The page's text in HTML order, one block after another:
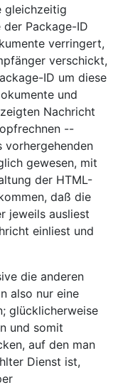
gleichzeitig
Package-ID
verringert,
verschickt,
ID um diese
und
Nachricht
--
vorhergehenden
gewesen, mit
der HTML-
daß die
jeweils ausliest
einliest und
die anderen
also nur eine
glücklicherweise
und somit
auf den man
Dienst ist,